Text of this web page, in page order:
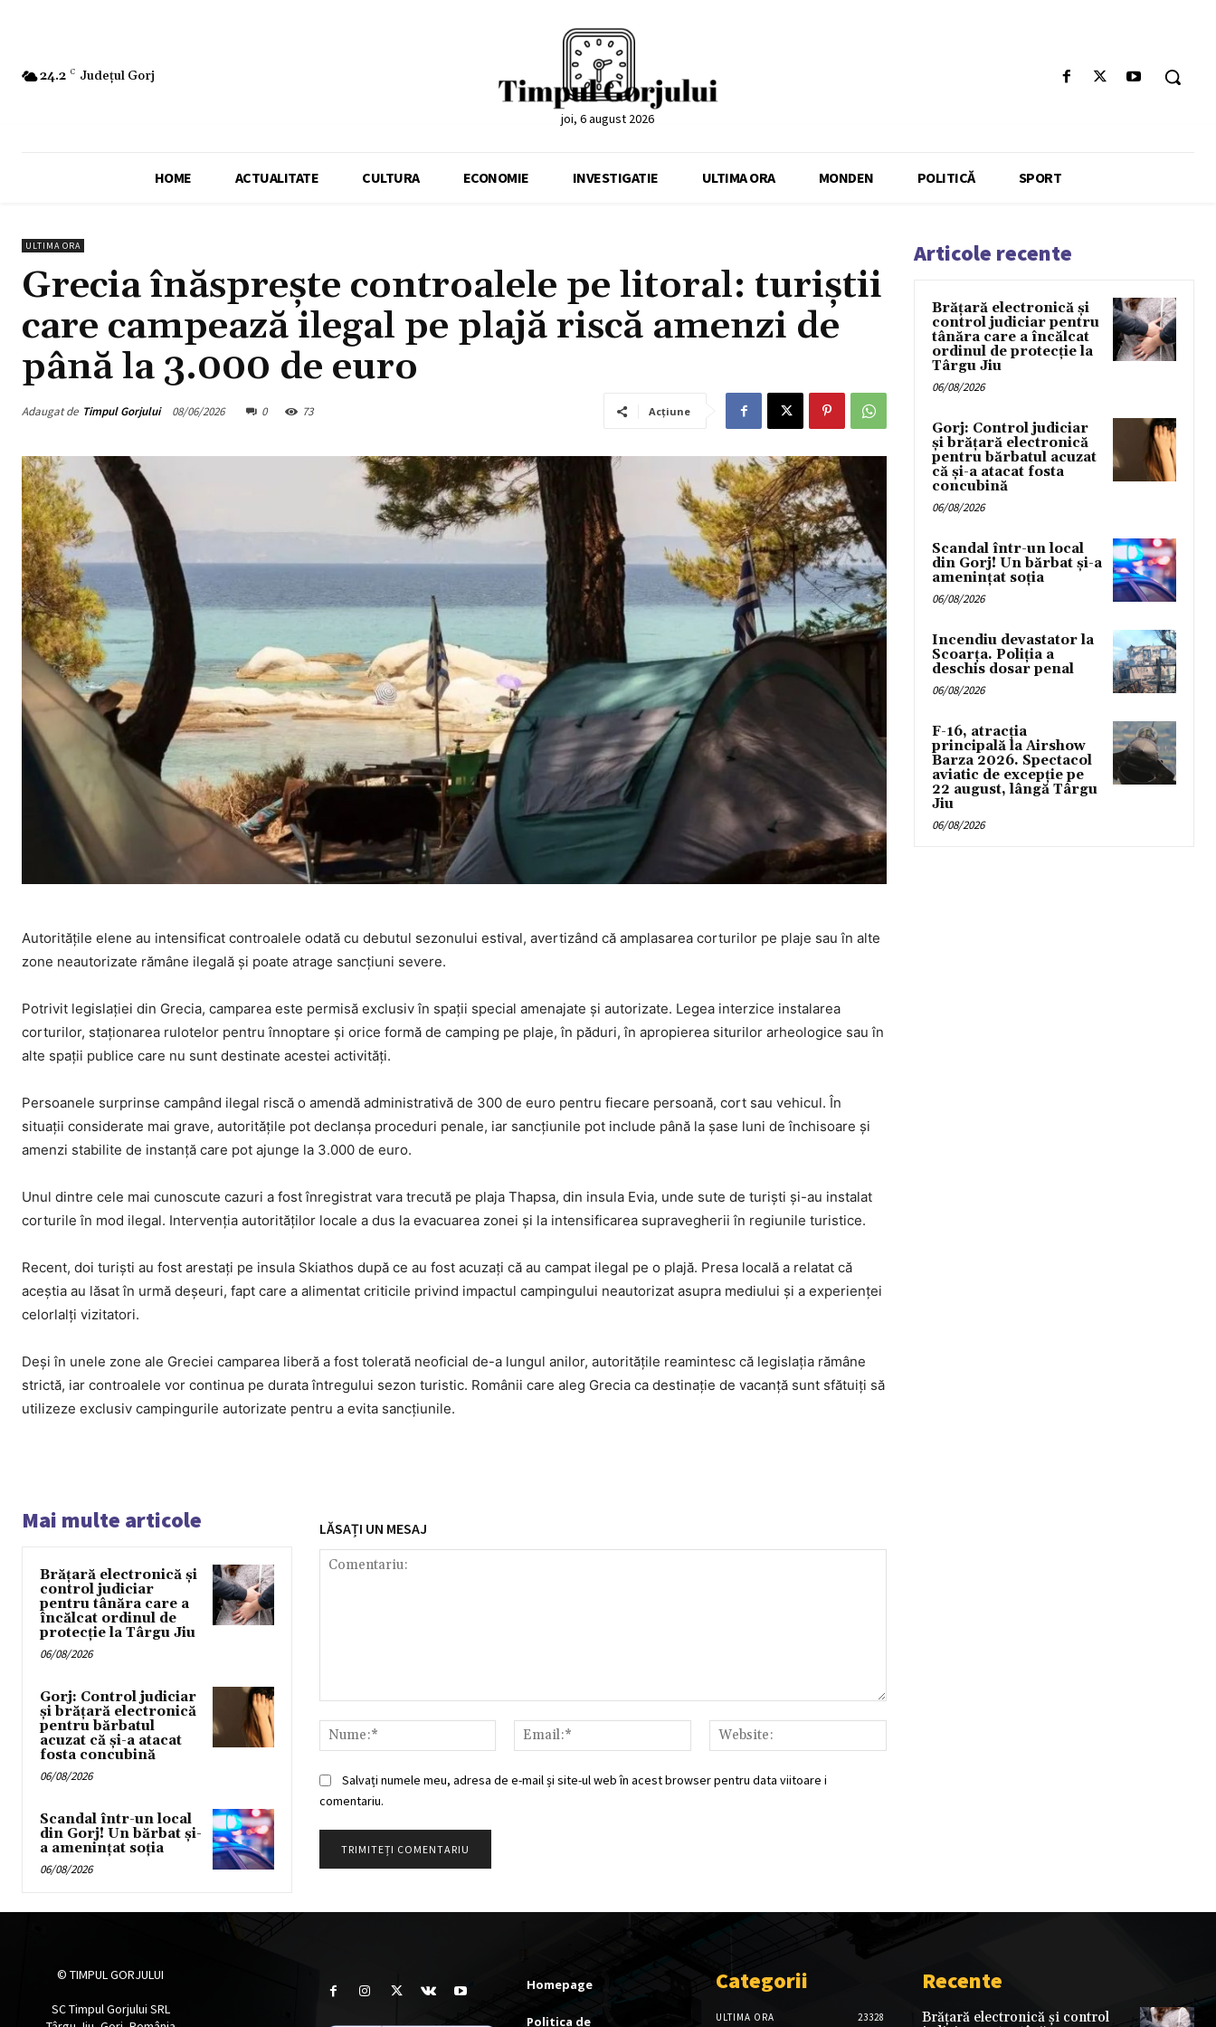
24.2 C Județul Gorj
joi, 6 august 2026
HOME ACTUALITATE CULTURA ECONOMIE INVESTIGATIE ULTIMA ORA MONDEN POLITICĂ SPORT
ULTIMA ORA
Grecia înăsprește controalele pe litoral: turiștii
care campează ilegal pe plajă riscă amenzi de
până la 3.000 de euro
Adaugat de Timpul Gorjului 08/06/2026 0 73 Acțiune
Autoritățile elene au intensificat controalele odată cu debutul sezonului estival, avertizând că amplasarea corturilor pe plaje sau în alte
zone neautorizate rămâne ilegală și poate atrage sancțiuni severe.
Potrivit legislației din Grecia, camparea este permisă exclusiv în spații special amenajate și autorizate. Legea interzice instalarea
corturilor, staționarea rulotelor pentru înnoptare și orice formă de camping pe plaje, în păduri, în apropierea siturilor arheologice sau în
alte spații publice care nu sunt destinate acestei activități.
Persoanele surprinse campând ilegal riscă o amendă administrativă de 300 de euro pentru fiecare persoană, cort sau vehicul. În
situații considerate mai grave, autoritățile pot declanșa proceduri penale, iar sancțiunile pot include până la șase luni de închisoare și
amenzi stabilite de instanță care pot ajunge la 3.000 de euro.
Unul dintre cele mai cunoscute cazuri a fost înregistrat vara trecută pe plaja Thapsa, din insula Evia, unde sute de turiști și-au instalat
corturile în mod ilegal. Intervenția autorităților locale a dus la evacuarea zonei și la intensificarea supravegherii în regiunile turistice.
Recent, doi turiști au fost arestați pe insula Skiathos după ce au fost acuzați că au campat ilegal pe o plajă. Presa locală a relatat că
aceștia au lăsat în urmă deșeuri, fapt care a alimentat criticile privind impactul campingului neautorizat asupra mediului și a experienței
celorlalți vizitatori.
Deși în unele zone ale Greciei camparea liberă a fost tolerată neoficial de-a lungul anilor, autoritățile reamintesc că legislația rămâne
strictă, iar controalele vor continua pe durata întregului sezon turistic. Românii care aleg Grecia ca destinație de vacanță sunt sfătuiți să
utilizeze exclusiv campingurile autorizate pentru a evita sancțiunile.
Mai multe articole
Brățară electronică și
control judiciar
pentru tânăra care a
încălcat ordinul de
protecție la Târgu Jiu
06/08/2026
Gorj: Control judiciar
și brățară electronică
pentru bărbatul
acuzat că și-a atacat
fosta concubină
06/08/2026
Scandal într-un local
din Gorj! Un bărbat și-
a amenințat soția
06/08/2026
LĂSAȚI UN MESAJ
Nume:*
Email:*
Salvați numele meu, adresa de e-mail și site-ul web în acest browser pentru data viitoare i
comentariu.
Articole recente
Brățară electronică și
control judiciar pentru
tânăra care a încălcat
ordinul de protecție la
Târgu Jiu
06/08/2026
Gorj: Control judiciar
și brățară electronică
pentru bărbatul acuzat
că și-a atacat fosta
concubină
06/08/2026
Scandal într-un local
din Gorj! Un bărbat și-a
amenințat soția
06/08/2026
Incendiu devastator la
Scoarța. Poliția a
deschis dosar penal
06/08/2026
F-16, atracția
principală la Airshow
Barza 2026. Spectacol
aviatic de excepție pe
22 august, lângă Târgu
Jiu
06/08/2026
© TIMPUL GORJULUI
SC Timpul Gorjului SRL
Homepage
Politica de
Categorii
ULTIMA ORA 23328
Recente
Brățară electronică și control